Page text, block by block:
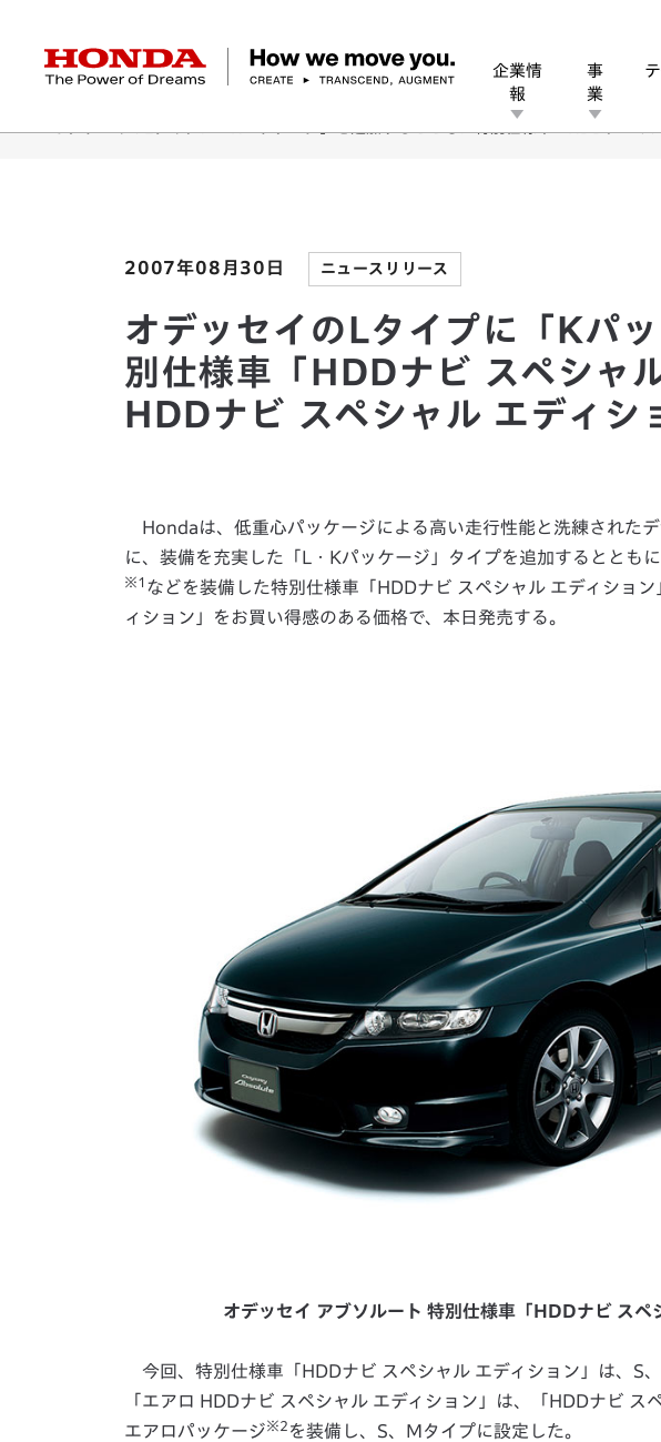
HONDA The Power of Dreams
企業情
報
事
業
2007年08月30日 ニュースリリース
オデッセイのLタイプに「Kパ
別仕様車「HDDナビ スペシャ
HDDナビ スペシャル エディシ
Hondaは、低重心パッケージによる高い走行性能と洗練されたデ
に、装備を充実した「L・Kパッケージ」タイプを追加するととも
※1 などを装備した特別仕様車「HDDナビ スペシャル エディショ
ィション」をお買い得感のある価格で、本日発売する。
オデッセイ アブソルート 特別仕様車「HDDナビ スペ
今回、特別仕様車「HDDナビ スペシャル エディション」は、S
「エアロ HDDナビ スペシャル エディション」は、「HDDナビ ス
エアロパッケージ※2 を装備し、S、Mタイプに設定した。